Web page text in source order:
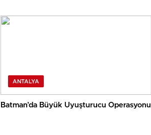
ANTALYA
Batman’da Büyük Uyuşturucu Operasyonu